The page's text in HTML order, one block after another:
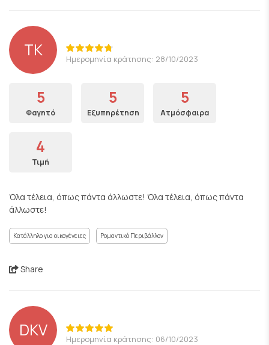
TK Ημερομηνία κράτησης: 28/10/2023
5
Φαγητό
5
Εξυπηρέτηση
5
Ατμόσφαιρα
4
Τιμή
Όλα τέλεια, όπως πάντα άλλωστε! Όλα τέλεια, όπως πάντα
άλλωστε!
Κατάλληλο για οικογένειες Ρομαντικό Περιβάλλον
Share
DKV Ημερομηνία κράτησης: 06/10/2023